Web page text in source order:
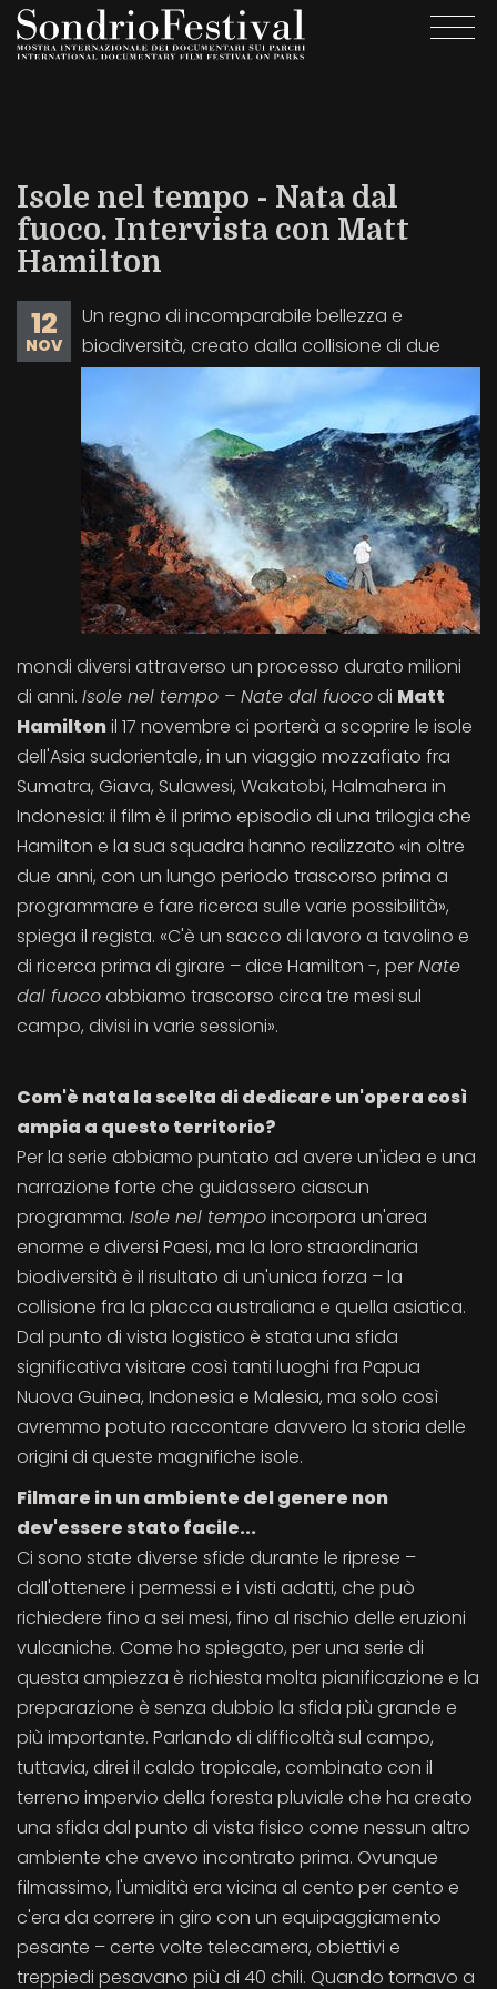
Salta
Isole nel tempo - Nata dal
fuoco. Intervista con Matt
Hamilton
12
NOV
Un regno di incomparabile bellezza e
biodiversità, creato dalla collisione di due
mondi diversi attraverso un processo durato milioni
di anni. Isole nel tempo – Nate dal fuocodi Matt
Hamiltonil 17 novembre ci porterà a scoprire le isole
dell'Asia sudorientale, in un viaggio mozzafiato fra
Sumatra, Giava, Sulawesi, Wakatobi, Halmahera in
Indonesia: il film è il primo episodio di una trilogia che
Hamilton e la sua squadra hanno realizzato «in oltre
due anni, con un lungo periodo trascorso prima a
programmare e fare ricerca sulle varie possibilità»,
spiega il regista. «C'è un sacco di lavoro a tavolino e
di ricerca prima di girare – dice Hamilton -, perNate
dal fuocoabbiamo trascorso circa tre mesi sul
campo, divisi in varie sessioni».
Com'è nata la scelta di dedicare un'opera così
ampia a questo territorio?
Per la serie abbiamo puntato ad avere un'idea e una
narrazione forte che guidassero ciascun
programma. Isole nel tempoincorpora un'area
enorme e diversi Paesi, ma la loro straordinaria
biodiversità è il risultato di un'unica forza – la
collisione fra la placca australiana e quella asiatica.
Dal punto di vista logistico è stata una sfida
significativa visitare così tanti luoghi fra Papua
Nuova Guinea, Indonesia e Malesia, ma solo così
avremmo potuto raccontare davvero la storia delle
origini di queste magnifiche isole.
Filmare in un ambiente del genere non
dev'essere stato facile...
Ci sono state diverse sfide durante le riprese –
dall'ottenere i permessi e i visti adatti, che può
richiedere fino a sei mesi, fino al rischio delle eruzioni
vulcaniche. Come ho spiegato, per una serie di
questa ampiezza è richiesta molta pianificazione e la
preparazione è senza dubbio la sfida più grande e
più importante. Parlando di difficoltà sul campo,
tuttavia, direi il caldo tropicale, combinato con il
terreno impervio della foresta pluviale che ha creato
una sfida dal punto di vista fisico come nessun altro
ambiente che avevo incontrato prima. Ovunque
filmassimo, l'umidità era vicina al cento per cento e
c'era da correre in giro con un equipaggiamento
pesante – certe volte telecamera, obiettivi e
treppiedi pesavano più di 40 chili. Quando tornavo a